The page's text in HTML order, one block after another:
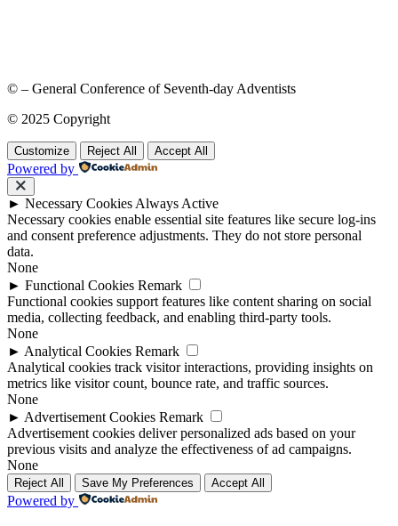
© – General Conference of Seventh-day Adventists
© 2025 Copyright
Customize Reject All Accept All
Powered by
► Necessary Cookies Always Active
Necessary cookies enable essential site features like secure log-ins
and consent preference adjustments. They do not store personal
data.
None
► Functional Cookies Remark
Functional cookies support features like content sharing on social
media, collecting feedback, and enabling third-party tools.
None
► Analytical Cookies Remark
Analytical cookies track visitor interactions, providing insights on
metrics like visitor count, bounce rate, and traffic sources.
None
► Advertisement Cookies Remark
Advertisement cookies deliver personalized ads based on your
previous visits and analyze the effectiveness of ad campaigns.
None
Reject All Save My Preferences Accept All
Powered by